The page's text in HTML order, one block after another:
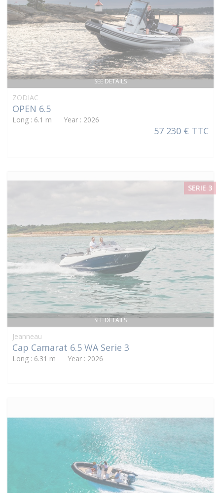
SEE DETAILS
ZODIAC
OPEN 6.5
Long : 6.1 m Year : 2026
57 230 € TTC
SEE DETAILS
SERIE 3
Jeanneau
Cap Camarat 6.5 WA Serie 3
Long : 6.31 m Year : 2026